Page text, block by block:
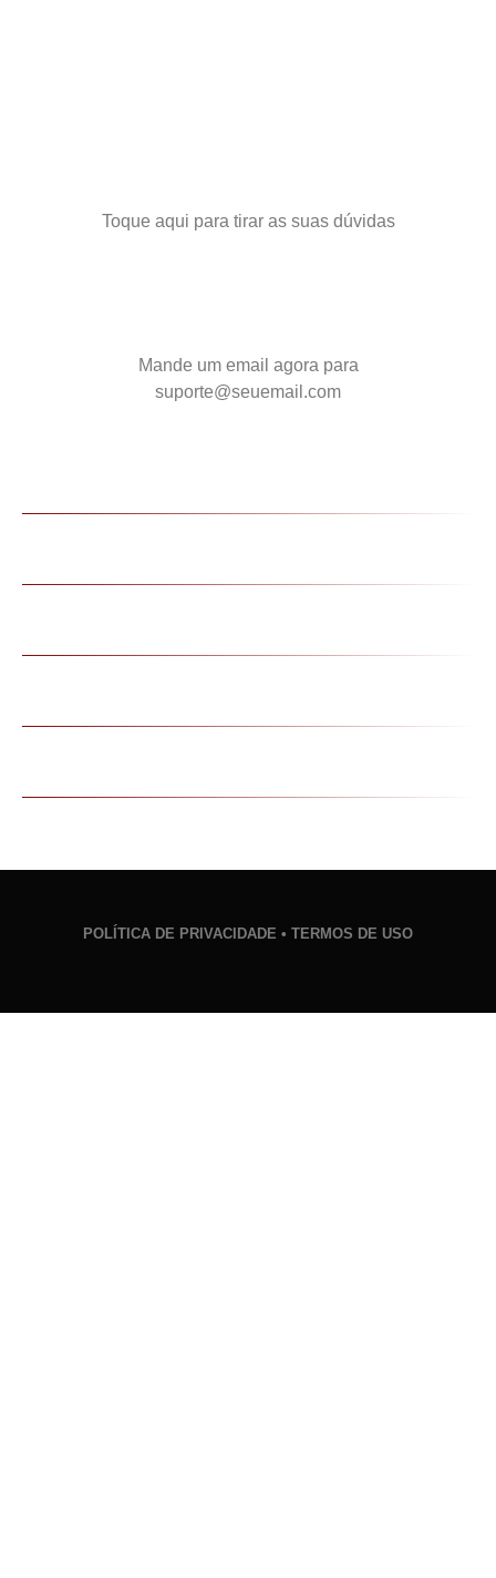
Toque aqui para tirar as suas dúvidas
Mande um email agora para
suporte@seuemail.com
POLÍTICA DE PRIVACIDADE • TERMOS DE USO